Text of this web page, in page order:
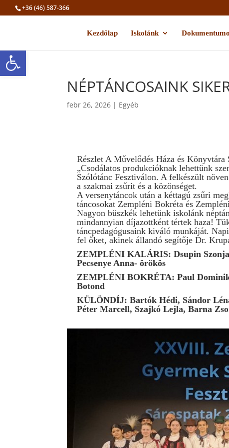
Eszköztár megnyitása
+36 (46) 587-366
Kezdőlap Iskolánk
NÉPTÁNCOSAINK
febr 26, 2026 | Egyéb
Részlet A Művelődés Háza és Könyvtára
„Csodálatos produkcióknak lehettünk
Szólótánc Fesztiválon. A felkészült
a szakmai zsűrit és a közönséget.
A versenytáncok után a kéttagú zsűri
táncosokat Zempléni Bokréta és
Nagyon büszkék lehetünk iskolánk
mindannyian díjazottként tértek haza!
táncpedagógusaink kiváló munkáját.
fel őket, akinek állandó segítője Dr.
ZEMPLÉNI KALÁRIS: Dsupin
Pecsenye Anna- örökös
ZEMPLÉNI BOKRÉTA: Paul
Botond
KÜLÖNDÍJ: Bartók Hédi, Sándor
Péter Marcell, Szajkó Lejla, Barna